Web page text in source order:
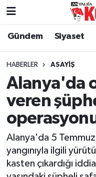
Gündem Siyaset
HABERLER ASAYIŞ
Alanya'da
veren
Alanya'da 5
yangınıyla ilgili
kasten çıkardığı
Gündem
Siyaset
Yerel Yönetim
Ekonomi
Spor
Yaşam
Nöbetçi
Hava Durumu
Trafik Durumu
Süper Lig Puan
Tüm Manşetler
Son Dakika